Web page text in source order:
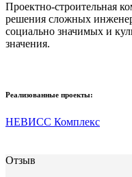
Проектно-строительная
решения сложных
социально значимых и
значения.
Реализованные проекты:
НЕВИСС Комплекс
Отзыв